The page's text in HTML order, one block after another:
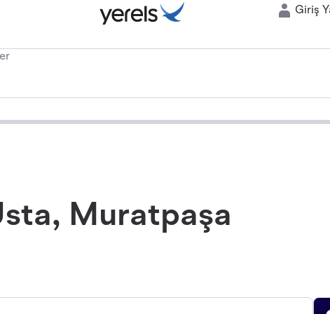
Giriş
Muratpaşa